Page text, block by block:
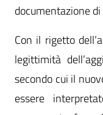
documentazione di
Con il rigetto
legittimità
secondo cui il
essere